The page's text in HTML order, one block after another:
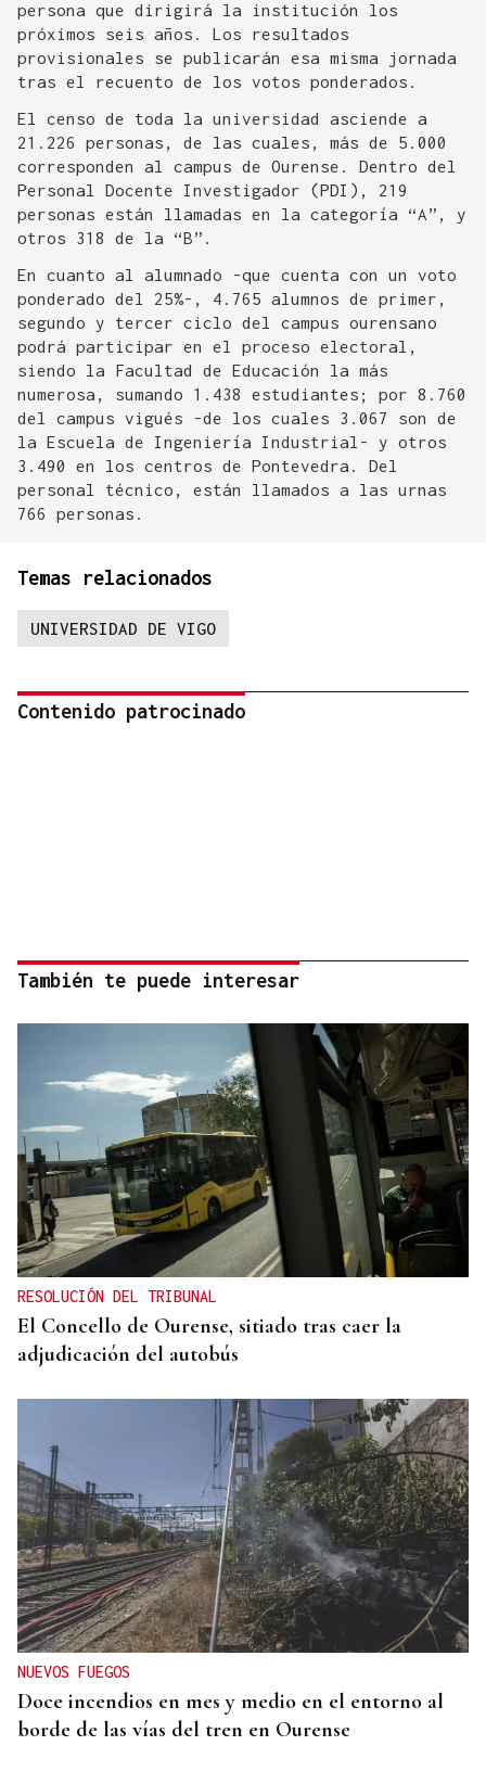
persona que dirigirá la institución los
próximos seis años. Los resultados
provisionales se publicarán esa misma jornada
tras el recuento de los votos ponderados.
El censo de toda la universidad asciende a
21.226 personas, de las cuales, más de 5.000
corresponden al campus de Ourense. Dentro del
Personal Docente Investigador (PDI), 219
personas están llamadas en la categoría “A”, y
otros 318 de la “B”.
En cuanto al alumnado -que cuenta con un voto
ponderado del 25%-, 4.765 alumnos de primer,
segundo y tercer ciclo del campus ourensano
podrá participar en el proceso electoral,
siendo la Facultad de Educación la más
numerosa, sumando 1.438 estudiantes; por 8.760
del campus vigués -de los cuales 3.067 son de
la Escuela de Ingeniería Industrial- y otros
3.490 en los centros de Pontevedra. Del
personal técnico, están llamados a las urnas
766 personas.
Temas relacionados
UNIVERSIDAD DE VIGO
Contenido patrocinado
También te puede interesar
RESOLUCIÓN DEL TRIBUNAL
El Concello de Ourense, sitiado tras caer la
adjudicación del autobús
NUEVOS FUEGOS
Doce incendios en mes y medio en el entorno al
borde de las vías del tren en Ourense